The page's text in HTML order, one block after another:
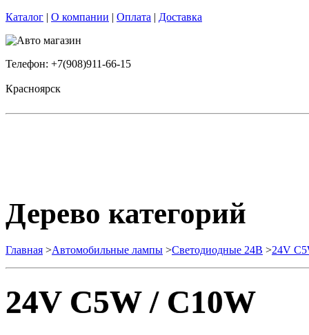
Каталог | О компании | Оплата | Доставка
Телефон: +7(908)911-66-15
Красноярск
Дерево категорий
Главная >Автомобильные лампы >Cветодиодные 24B >24V
24V C5W / C10W